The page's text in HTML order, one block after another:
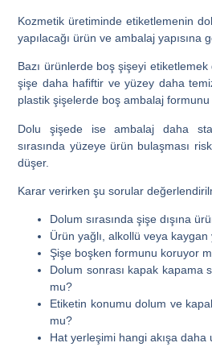
Kozmetik üretiminde etiketlemenin
yapılacağı ürün ve ambalaj yapısına
Bazı ürünlerde boş şişeyi
şişe daha hafiftir ve yüzey daha
plastik şişelerde boş ambalaj
Dolu şişede ise ambalaj daha
sırasında yüzeye ürün bulaşması
düşer.
Karar verirken şu sorular
Dolum sırasında şişe dışına
Ürün yağlı, alkollü veya kaygan
Şişe boşken formunu koruyor
Dolum sonrası kapak kapama
mu?
Etiketin konumu dolum ve
mu?
Hat yerleşimi hangi akışa daha